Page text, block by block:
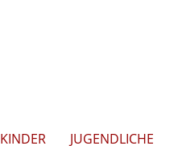
KINDER JUGENDLICHE